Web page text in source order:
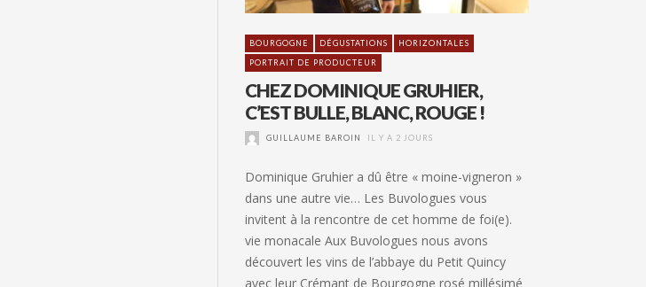
BOURGOGNE DÉGUSTATIONS
HORIZONTALES
PORTRAIT DE PRODUCTEUR
CHEZ DOMINIQUE GRUHIER,
C’EST BULLE, BLANC, ROUGE !
GUILLAUME BAROIN IL Y A 2 JOURS
Dominique Gruhier a dû être « moine-vigneron »
dans une autre vie… Les Buvologues vous
invitent à la rencontre de cet homme de foi(e).
vie monacale Aux Buvologues nous avons
découvert les vins de l’abbaye du Petit Quincy
avec leur Crémant de Bourgogne rosé millésimé